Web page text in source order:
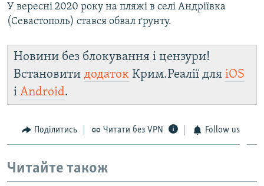
У вересні 2020 року на пляжі в селі Андріївка
(Севастополь) стався обвал ґрунту.
Новини без блокування і цензури!
Встановити додаток Крим.Реалії для iOS
і Android.
Поділитись Читати без VPN Follow us
Читайте також